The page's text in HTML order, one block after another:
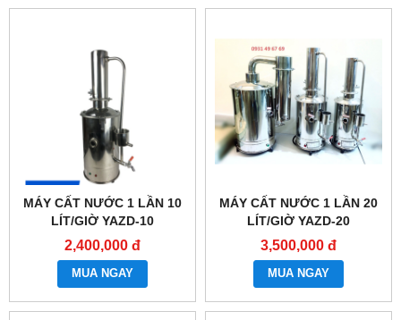
MÁY CẤT NƯỚC 1 LẦN 10
LÍT/GIỜ YAZD-10
2,400,000 đ
MUA NGAY
MÁY CẤT NƯỚC 1 LẦN 20
LÍT/GIỜ YAZD-20
3,500,000 đ
MUA NGAY